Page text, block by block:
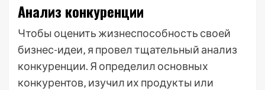
Анализ конкуренции
Чтобы оценить жизнеспособность своей
бизнес-идеи‚ я провел тщательный анализ
конкуренции. Я определил основных
конкурентов‚ изучил их продукты или